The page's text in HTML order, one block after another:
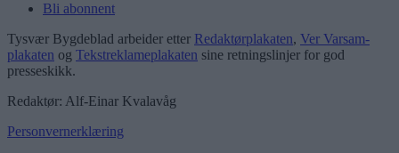
Bli abonnent
Tysvær Bygdeblad arbeider etter Redaktørplakaten, Ver Varsam-
plakaten og Tekstreklameplakaten sine retningslinjer for god
presseskikk.
Redaktør: Alf-Einar Kvalavåg
Personvernerklæring